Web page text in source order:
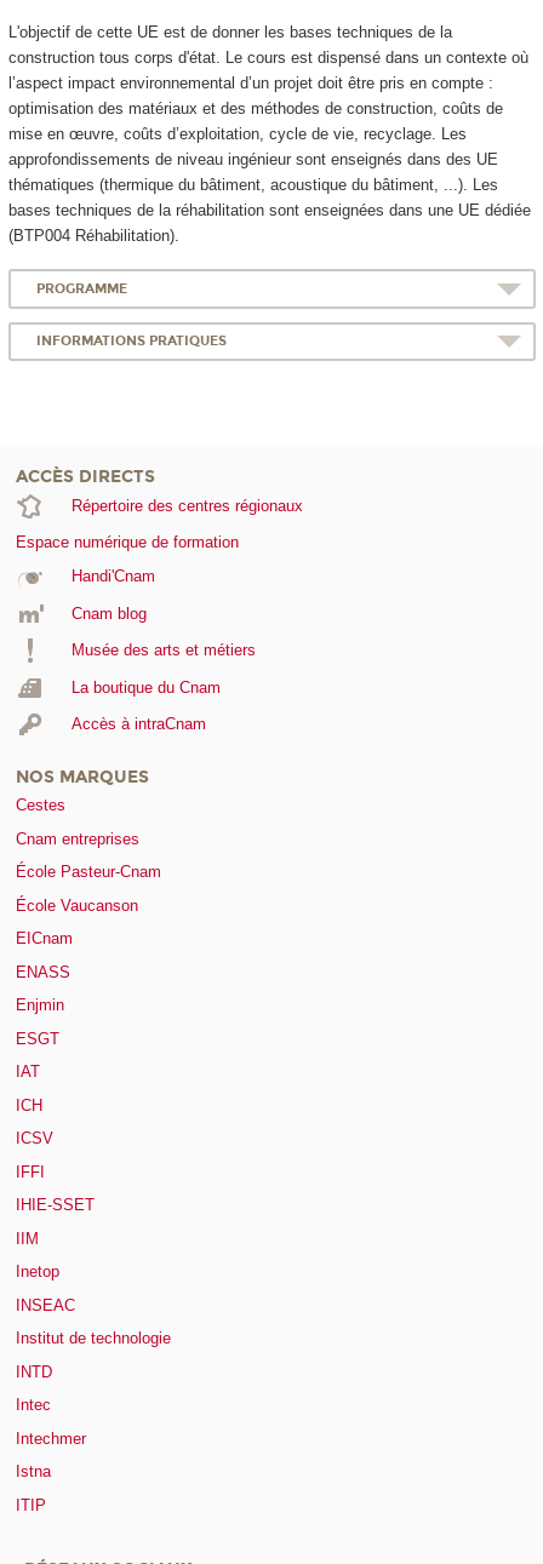
L'objectif de cette UE est de donner les bases techniques de la
construction tous corps d'état. Le cours est dispensé dans un contexte où
l’aspect impact environnemental d’un projet doit être pris en compte :
optimisation des matériaux et des méthodes de construction, coûts de
mise en œuvre, coûts d’exploitation, cycle de vie, recyclage. Les
approfondissements de niveau ingénieur sont enseignés dans des UE
thématiques (thermique du bâtiment, acoustique du bâtiment, ...). Les
bases techniques de la réhabilitation sont enseignées dans une UE dédiée
(BTP004 Réhabilitation).
PROGRAMME
INFORMATIONS PRATIQUES
ACCÈS DIRECTS
Répertoire des centres régionaux
Espace numérique de formation
Handi'Cnam
Cnam blog
Musée des arts et métiers
La boutique du Cnam
Accès à intraCnam
NOS MARQUES
Cestes
Cnam entreprises
École Pasteur-Cnam
École Vaucanson
EICnam
ENASS
Enjmin
ESGT
IAT
ICH
ICSV
IFFI
IHIE-SSET
IIM
Inetop
INSEAC
Institut de technologie
INTD
Intec
Intechmer
Istna
ITIP